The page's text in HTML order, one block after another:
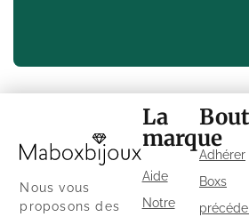
Une idée cadeau qui fait vraiment
moment où on cherche le cadeau
vraiment faire plaisir sans se ruiner
Chez nous, vous trouverez
Lire l'article
Nous vous
proposons des
La
marque
Aide
Notre
Adhérer
Boxs